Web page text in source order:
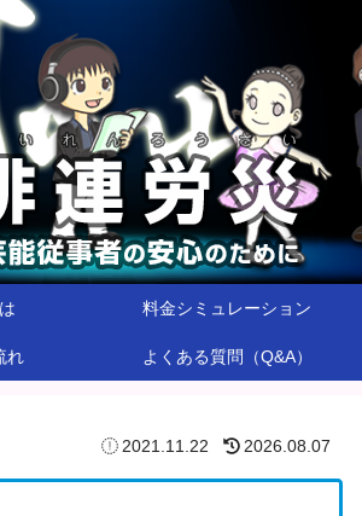
料金シミュレーション
れ よくある質問（Q&A）
2021.11.22 2026.08.07